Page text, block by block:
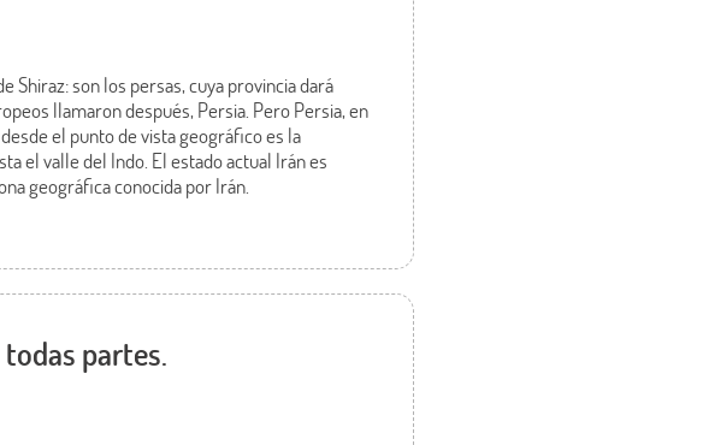
Shiraz: son los persas, cuya provincia dará
llamaron después, Persia. Pero Persia, en
el punto de vista geográfico es la
el valle del Indo. El estado actual Irán es
geográfica conocida por Irán.
partes.